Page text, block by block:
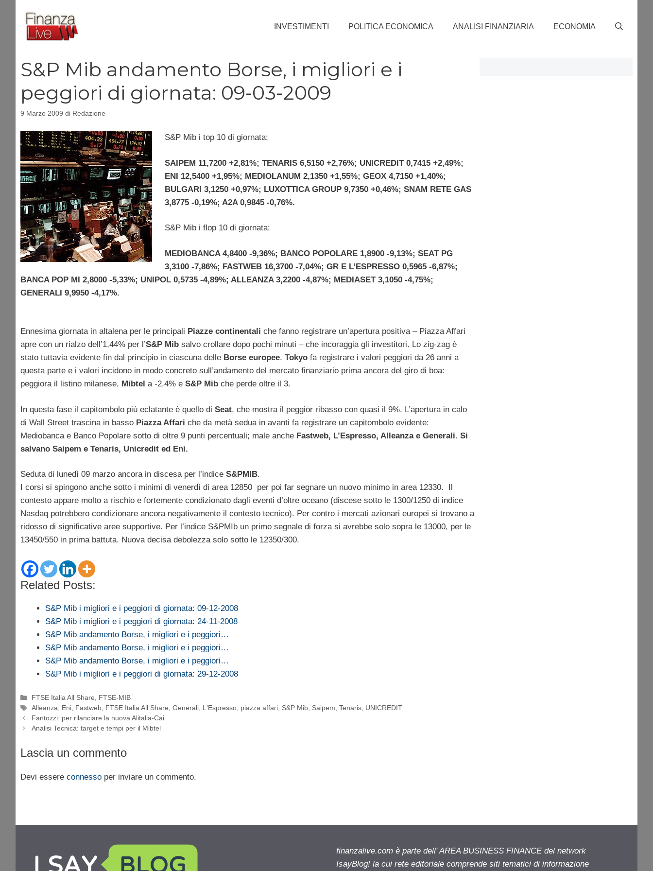
contenuto
INVESTIMENTI POLITICA ECONOMICA ANALISI FINANZIARIA ECONOMIA
S&P Mib andamento Borse, i migliori e i
peggiori di giornata: 09-03-2009
9 Marzo 2009 di Redazione
S&P Mib i top 10 di giornata:
SAIPEM 11,7200 +2,81%; TENARIS 6,5150 +2,76%; UNICREDIT 0,7415 +2,49%;
ENI 12,5400 +1,95%; MEDIOLANUM 2,1350 +1,55%; GEOX 4,7150 +1,40%;
BULGARI 3,1250 +0,97%; LUXOTTICA GROUP 9,7350 +0,46%; SNAM RETE GAS
3,8775 -0,19%; A2A 0,9845 -0,76%.
S&P Mib i flop 10 di giornata:
MEDIOBANCA 4,8400 -9,36%; BANCO POPOLARE 1,8900 -9,13%; SEAT PG
3,3100 -7,86%; FASTWEB 16,3700 -7,04%; GR E L’ESPRESSO 0,5965 -6,87%;
BANCA POP MI 2,8000 -5,33%; UNIPOL 0,5735 -4,89%; ALLEANZA 3,2200 -4,87%; MEDIASET 3,1050 -4,75%;
GENERALI 9,9950 -4,17%.
Ennesima giornata in altalena per le principali Piazze continentali che fanno registrare un’apertura positiva – Piazza Affari
apre con un rialzo dell’1,44% per l’S&P Mib salvo crollare dopo pochi minuti – che incoraggia gli investitori. Lo zig-zag è
stato tuttavia evidente fin dal principio in ciascuna delle Borse europee. Tokyo fa registrare i valori peggiori da 26 anni a
questa parte e i valori incidono in modo concreto sull’andamento del mercato finanziario prima ancora del giro di boa:
peggiora il listino milanese, Mibtel a -2,4% e S&P Mib che perde oltre il 3.
In questa fase il capitombolo più eclatante è quello di Seat, che mostra il peggior ribasso con quasi il 9%. L’apertura in calo
di Wall Street trascina in basso Piazza Affari che da metà sedua in avanti fa registrare un capitombolo evidente:
Mediobanca e Banco Popolare sotto di oltre 9 punti percentuali; male anche Fastweb, L’Espresso, Alleanza e Generali. Si
salvano Saipem e Tenaris, Unicredit ed Eni.
Seduta di lunedì 09 marzo ancora in discesa per l’indice S&PMIB.
I corsi si spingono anche sotto i minimi di venerdì di area 12850 per poi far segnare un nuovo minimo in area 12330. Il
contesto appare molto a rischio e fortemente condizionato dagli eventi d’oltre oceano (discese sotto le 1300/1250 di indice
Nasdaq potrebbero condizionare ancora negativamente il contesto tecnico). Per contro i mercati azionari europei si trovano a
ridosso di significative aree supportive. Per l’indice S&PMIb un primo segnale di forza si avrebbe solo sopra le 13000, per le
13450/550 in prima battuta. Nuova decisa debolezza solo sotto le 12350/300.
Related Posts:
S&P Mib i migliori e i peggiori di giornata: 09-12-2008
S&P Mib i migliori e i peggiori di giornata: 24-11-2008
S&P Mib andamento Borse, i migliori e i peggiori…
S&P Mib andamento Borse, i migliori e i peggiori…
S&P Mib andamento Borse, i migliori e i peggiori…
S&P Mib i migliori e i peggiori di giornata: 29-12-2008
Categorie
FTSE Italia All Share
FTSE-MIB
Tag
Alleanza Eni Fastweb FTSE Italia All Share ,Generali L'Espresso piazza affari S&P Mib Saipem ,Tenaris UNICREDIT
Fantozzi: per rilanciare la nuova Alitalia-Cai
Analisi Tecnica: target e tempi per il Mibtel
Lascia un commento
Devi essere connesso per inviare un commento.
finanzalive.com è parte dell' AREA BUSINESS FINANCE del network
IsayBlog! la cui rete editoriale comprende siti tematici di informazione